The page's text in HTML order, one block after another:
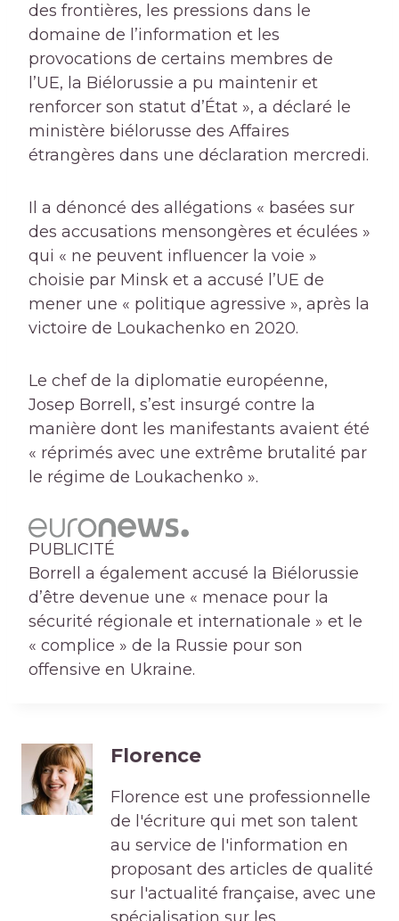
des frontières, les pressions dans le
domaine de l’information et les
provocations de certains membres de
l’UE, la Biélorussie a pu maintenir et
renforcer son statut d’État », a déclaré le
ministère biélorusse des Affaires
étrangères dans une déclaration mercredi.
Il a dénoncé des allégations « basées sur
des accusations mensongères et éculées »
qui « ne peuvent influencer la voie »
choisie par Minsk et a accusé l’UE de
mener une « politique agressive », après la
victoire de Loukachenko en 2020.
Le chef de la diplomatie européenne,
Josep Borrell, s’est insurgé contre la
manière dont les manifestants avaient été
« réprimés avec une extrême brutalité par
le régime de Loukachenko ».
PUBLICITÉ
Borrell a également accusé la Biélorussie
d’être devenue une « menace pour la
sécurité régionale et internationale » et le
« complice » de la Russie pour son
offensive en Ukraine.
Florence
Florence est une professionnelle
de l'écriture qui met son talent
au service de l'information en
proposant des articles de qualité
sur l'actualité française, avec une